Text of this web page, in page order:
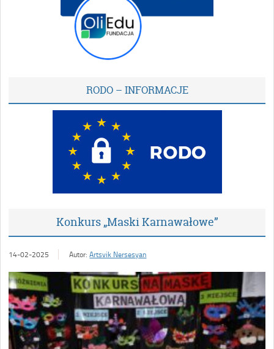
RODO – INFORMACJE
Konkurs „Maski Karnawałowe”
14-02-2025 Autor:Artsvik Nersesyan